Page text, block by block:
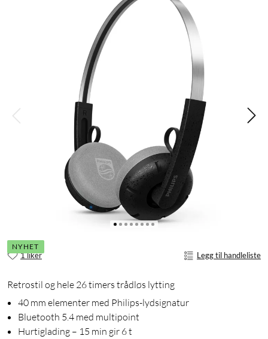
NYHET
1 liker Legg til handleliste
Retrostil og hele 26 timers trådløs lytting
40 mm elementer med Philips-lydsignatur
Bluetooth 5.4 med multipoint
Hurtiglading – 15 min gir 6 t